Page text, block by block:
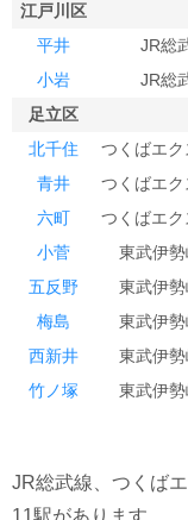
江戸川区
平井
JR総
小岩 JR総
足立区
北千住
つくばエク
青井 つくばエク
六町 つくばエク
小菅 東武伊
五反野 東武伊
梅島 東武伊
西新井 東武伊
竹ノ塚 東武伊
JR総武線、つくば
11駅があります。